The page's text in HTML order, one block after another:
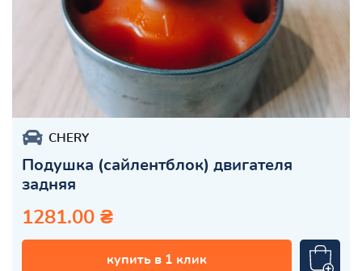
CHERY
Подушка (сайлентблок) двигателя
задняя
1281.00 ₴
купить в 1 клик